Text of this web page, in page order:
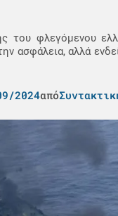
του φλεγόμενου
ασφάλεια, αλλά
2024από